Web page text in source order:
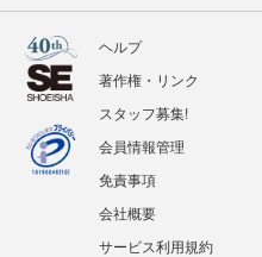
ヘルプ
著作権・リンク
スタッフ募集!
会員情報管理
免責事項
会社概要
サービス利用規約